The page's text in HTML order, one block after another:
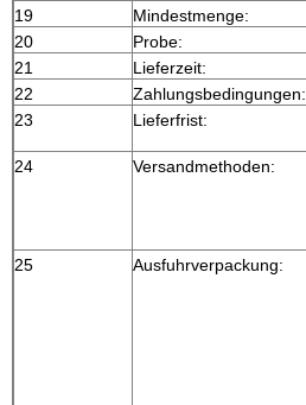
19 Mindestmenge:
20
Probe:
21
Lieferzeit:
22
Zahlungsbedingungen:
23
Lieferfrist:
24
Versandmethoden:
25
Ausfuhrverpackung: